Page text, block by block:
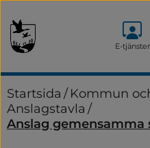
E-tjänster
Startsida / Kommun
Anslagstavla /
Anslag gemensamma